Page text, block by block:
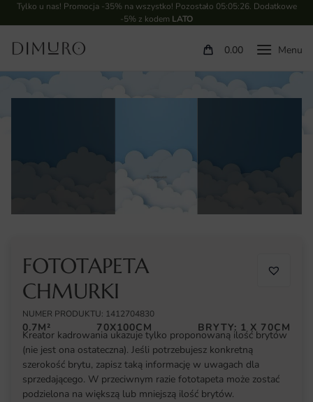
Tylko u nas! Promocja -35% na wszystko! Pozostało 05:05:25. Dodatkowe
-5% z kodem LATO
0.00
FOTOTAPETA
CHMURKI
NUMER PRODUKTU: 1412704830
0.7M² 70X100CM BRYTY: 1 X 70CM
Kreator kadrowania ukazuje tylko proponowaną ilość brytów
(nie jest ona ostateczna). Jeśli potrzebujesz konkretną
szerokość brytu, zapisz taką informację w uwagach dla
sprzedającego. W przeciwnym razie fototapeta może zostać
podzielona na większą lub mniejszą ilość brytów.